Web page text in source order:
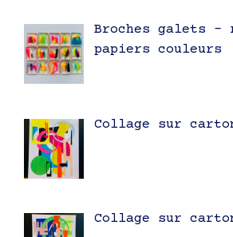
Broches galets –
papiers couleurs
Collage sur
Collage sur